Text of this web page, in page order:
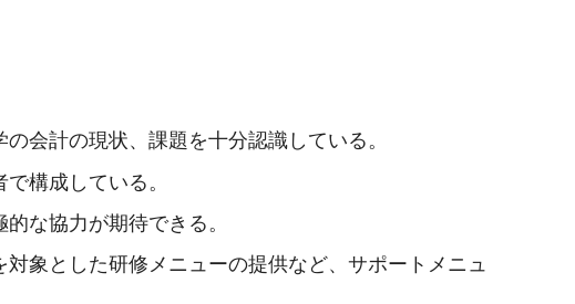
会計の現状、課題を十分認識している。
構成している。
な協力が期待できる。
象とした研修メニューの提供など、サポートメニュ